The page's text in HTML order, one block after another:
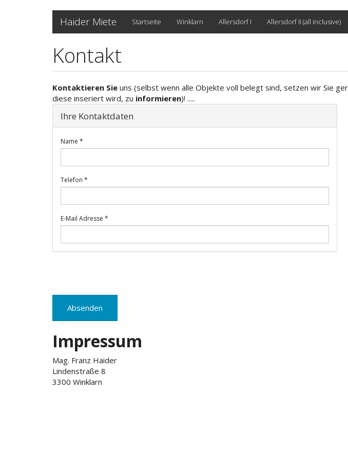
Haider Miete Startseite Winklarn Allersdorf I Allersdorf II (all inclusive)
Kontakt
Kontaktieren Sie uns (selbst wenn alle Objekte voll belegt sind, setzen wir Sie
diese inseriert wird, zu informieren)! .....
Ihre Kontaktdaten
Name *
Telefon *
E-Mail Adresse *
Absenden
Impressum
Mag. Franz Haider
Lindenstraße 8
3300 Winklarn